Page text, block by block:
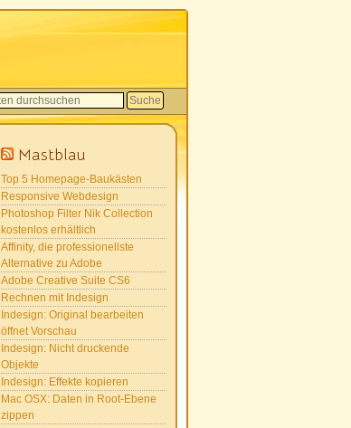
Mastblau
Top 5 Homepage-Baukästen
Responsive Webdesign
Photoshop Filter Nik Collection
kostenlos erhältlich
Affinity, die professionellste
Alternative zu Adobe
Adobe Creative Suite CS6
Rechnen mit Indesign
Indesign: Original bearbeiten
öffnet Vorschau
Indesign: Nicht druckende
Objekte
Indesign: Effekte kopieren
Mac OSX: Daten in Root-Ebene
zippen